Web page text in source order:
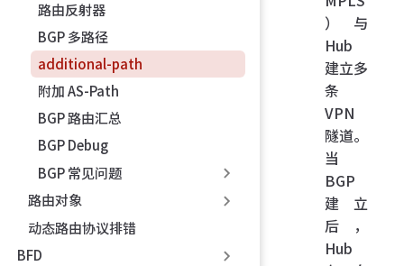
路由反射器
BGP 多路径
additional-path
附加 AS-Path
BGP 路由汇总
BGP Debug
BGP 常见问题
路由对象
动态路由协议排错
BFD
）与
Hub
建立多
条
VPN
隧道。
当
BGP
建立
后，
Hub